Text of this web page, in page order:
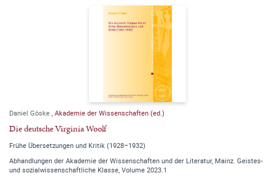
Daniel Göske , Akademie der Wissenschaften (ed.)
Die deutsche Virginia Woolf
Frühe Übersetzungen und Kritik (1928–1932)
Abhandlungen der Akademie der Wissenschaften und der Literatur, Mainz. Geistes-
und sozialwissenschaftliche Klasse, Volume 2023.1